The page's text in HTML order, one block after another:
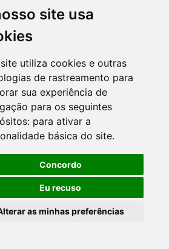
site usa
utiliza cookies e outras
de rastreamento para
sua experiência de
para os seguintes
para ativar a
básica do site.
Concordo
Eu recuso
as minhas preferências